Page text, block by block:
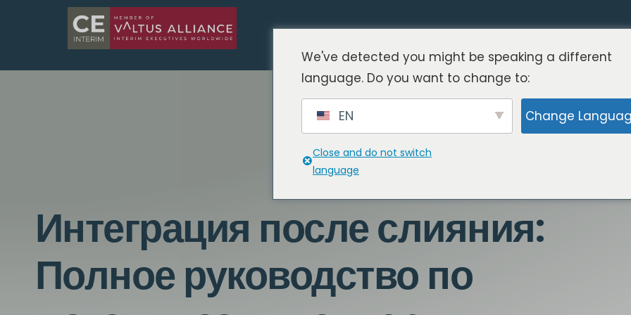
Интеграция после слияния:
Полное руководство по
We've detected you might be speaking a different
language. Do you want to change to:
EN Change
Close and do not switch
language